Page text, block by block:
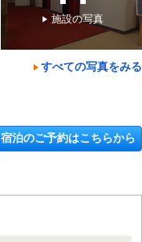
施設の写真
すべての写真をみる
宿泊のご予約はこちらから